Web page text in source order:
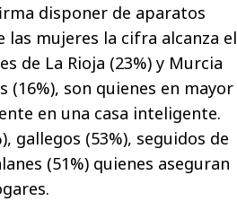
disponer de aparatos
mujeres la cifra alcanza el
de La Rioja (23%) y Murcia
(16%), son quienes en mayor
en una casa inteligente.
gallegos (53%), seguidos de
(51%) quienes aseguran